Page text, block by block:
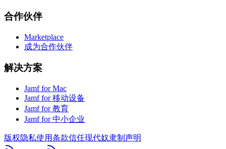
合作伙伴
Marketplace
成为合作伙伴
解决方案
Jamf for Mac
Jamf for 移动设备
Jamf for 教育
Jamf for 中小企业
版权隐私使用条款信任现代奴隶制声明